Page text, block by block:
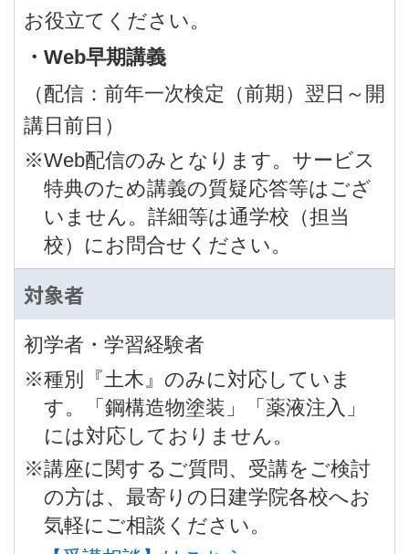
お役立てください。
・Web早期講義
（配信：前年一次検定（前期）翌日～開
講日前日）
※Web配信のみとなります。サービス
特典のため講義の質疑応答等はござ
いません。詳細等は通学校（担当
校）にお問合せください。
対象者
初学者・学習経験者
※種別『土木』のみに対応していま
す。「鋼構造物塗装」「薬液注入」
には対応しておりません。
※講座に関するご質問、受講をご検討
の方は、最寄りの日建学院各校へお
気軽にご相談ください。